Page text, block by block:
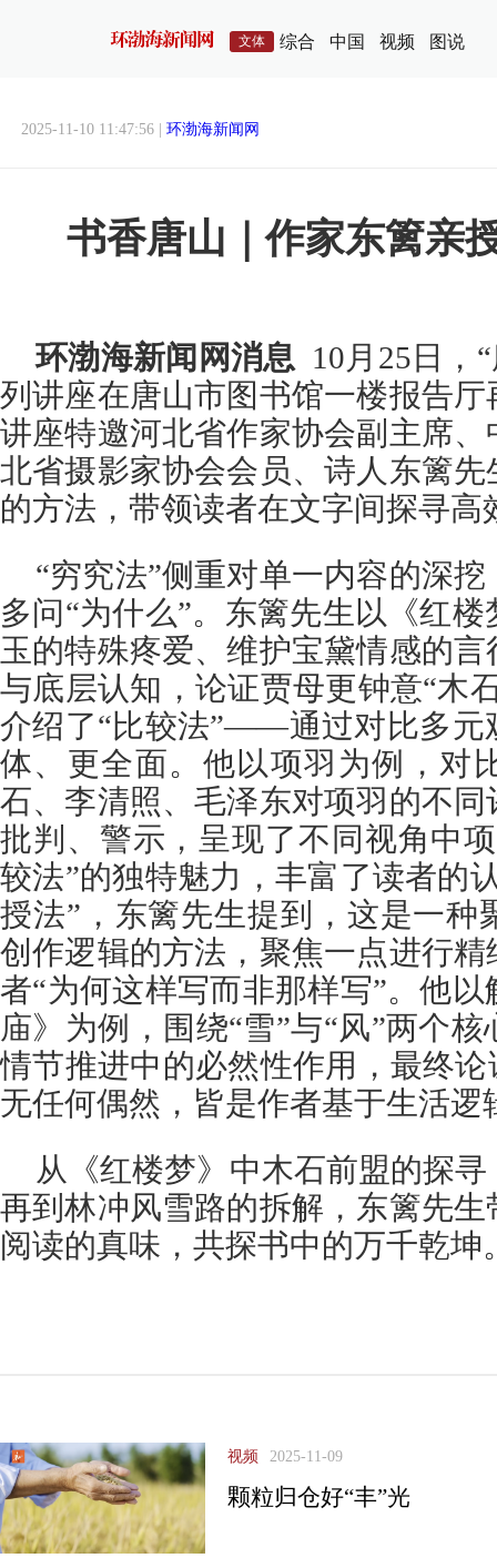
文体 综合 中国 视频 图说
2025-11-10 11:47:56 | 环渤海新闻网
书香唐山｜作家东篱亲
环渤海新闻网消息 10月25日，
列讲座在唐山市图书馆一楼报告
讲座特邀河北省作家协会副主席
北省摄影家协会会员、诗人东篱
的方法，带领读者在文字间探寻高
“穷究法”侧重对单一内容的深
多问“为什么”。东篱先生以《红
玉的特殊疼爱、维护宝黛情感的
与底层认知，论证贾母更钟意“木
介绍了“比较法”——通过对比多元
体、更全面。他以项羽为例，对
石、李清照、毛泽东对项羽的不
批判、警示，呈现了不同视角中
较法”的独特魅力，丰富了读者的
授法”，东篱先生提到，这是一种
创作逻辑的方法，聚焦一点进行
者“为何这样写而非那样写”。他
庙》为例，围绕“雪”与“风”两个
情节推进中的必然性作用，最终
无任何偶然，皆是作者基于生活逻
从《红楼梦》中木石前盟的探
再到林冲风雪路的拆解，东篱先
阅读的真味，共探书中的万千乾坤
视频 2025-11-09
颗粒归仓好“丰”光